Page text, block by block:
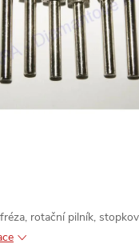
rotační pilník,